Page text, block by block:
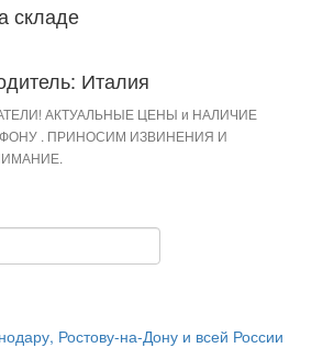
складе
Италия
АКТУАЛЬНЫЕ ЦЕНЫ и НАЛИЧИЕ
. ПРИНОСИМ ИЗВИНЕНИЯ И
Ростову-на-Дону и всей России